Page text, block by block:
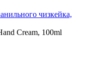
чизкейка,
Cream, 100ml